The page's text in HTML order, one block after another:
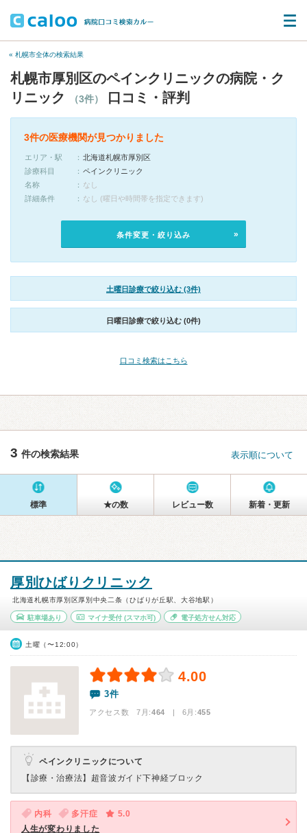
« 札幌市全体の検索結果
札幌市厚別区のペインクリニックの病院・ク
リニック
（3件） 口コミ・評判
3件の医療機関が見つかりました
エリア・駅
北海道札幌市厚別区
診療科目
ペインクリニック
名称
なし
詳細条件
なし (曜日や時間帯を指定できます)
条件変更・絞り込み
土曜日診療で絞り込む (3件)
日曜日診療で絞り込む (0件)
口コミ検索はこちら
3 件の検索結果 表示順について
標準 ★の数 レビュー数 新着・更新
厚別ひばりクリニック
北海道札幌市厚別区厚別中央二条（ひばりが丘駅、大谷地駅）
駐車場あり マイナ受付(スマホ可) 電子処方せん対応
土曜（〜12:00）
4.00
3件
アクセス数 7月:464 | 6月:455
ペインクリニックについて
【診療・治療法】 超音波ガイド下神経ブロック
内科 多汗症
5.0
人生が変わりました